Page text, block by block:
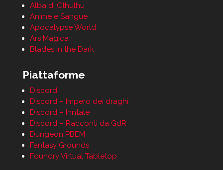
Alba di Cthulhu
Anime e Sangue
Apocalypse World
Ars Magica
Blades in the Dark
Piattaforme
Discord
Discord – Impero dei draghi
Discord – Inntale
Discord – Racconti da GdR
Dungeon PBEM
Fantasy Grounds
Foundry Virtual Tabletop